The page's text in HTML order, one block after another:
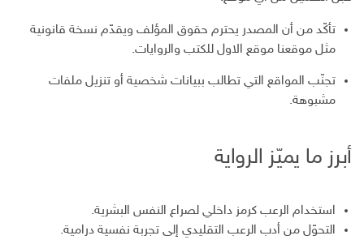
تأكّد من أن المصدر يحترم حقوق المؤلف ويقدّم نسخة قانونية
مثل موقعنا موقع الاول للكتب والروايات.
تجنّب المواقع التي تطالب ببيانات شخصية أو تنزيل ملفات
مشبوهة.
أبرز ما يميّز الرواية
استخدام الرعب كرمز داخلي لصراع النفس البشرية.
التحوّل من أدب الرعب التقليدي إلى تجربة نفسية درامية.